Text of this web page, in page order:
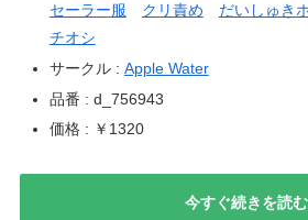
セーラー服
クリ責め だいしゅき
チオシ
サークル : Apple Water
品番 : d_756943
価格 : ￥1320
今すぐ続きを読む